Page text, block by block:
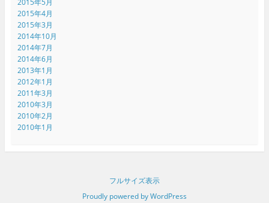
2015年5月
2015年4月
2015年3月
2014年10月
2014年7月
2014年6月
2013年1月
2012年1月
2011年3月
2010年3月
2010年2月
2010年1月
フルサイズ表示
Proudly powered by WordPress